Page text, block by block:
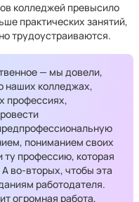
колледжей превысило
практических занятий,
трудоустраиваются.
— мы довели,
наших колледжах,
профессиях,
пониманием своих
профессию, которая
во-вторых, чтобы эта
работодателя.
огромная работа,